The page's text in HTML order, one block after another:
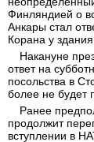
Финляндией о
Анкары стал
Корана у
Накануне
ответ на
посольства в
более не будет
Ранее
продолжит
вступлении в